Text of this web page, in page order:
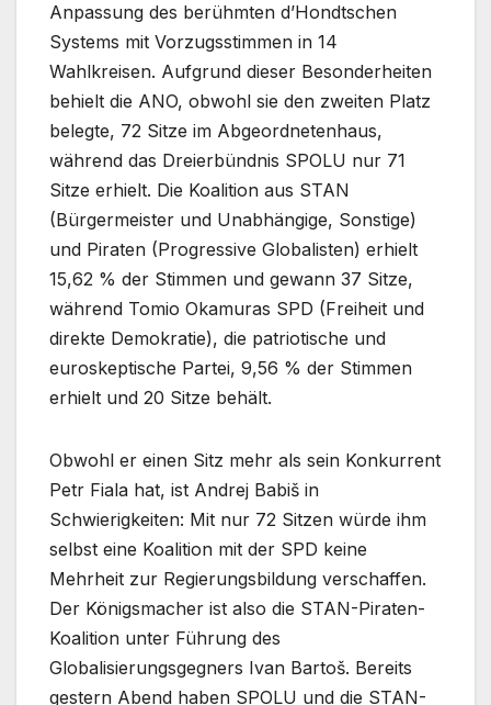
Anpassung des berühmten d’Hondtschen
Systems mit Vorzugsstimmen in 14
Wahlkreisen. Aufgrund dieser Besonderheiten
behielt die ANO, obwohl sie den zweiten Platz
belegte, 72 Sitze im Abgeordnetenhaus,
während das Dreierbündnis SPOLU nur 71
Sitze erhielt. Die Koalition aus STAN
(Bürgermeister und Unabhängige, Sonstige)
und Piraten (Progressive Globalisten) erhielt
15,62 % der Stimmen und gewann 37 Sitze,
während Tomio Okamuras SPD (Freiheit und
direkte Demokratie), die patriotische und
euroskeptische Partei, 9,56 % der Stimmen
erhielt und 20 Sitze behält.
Obwohl er einen Sitz mehr als sein Konkurrent
Petr Fiala hat, ist Andrej Babiš in
Schwierigkeiten: Mit nur 72 Sitzen würde ihm
selbst eine Koalition mit der SPD keine
Mehrheit zur Regierungsbildung verschaffen.
Der Königsmacher ist also die STAN-Piraten-
Koalition unter Führung des
Globalisierungsgegners Ivan Bartoš. Bereits
gestern Abend haben SPOLU und die STAN-